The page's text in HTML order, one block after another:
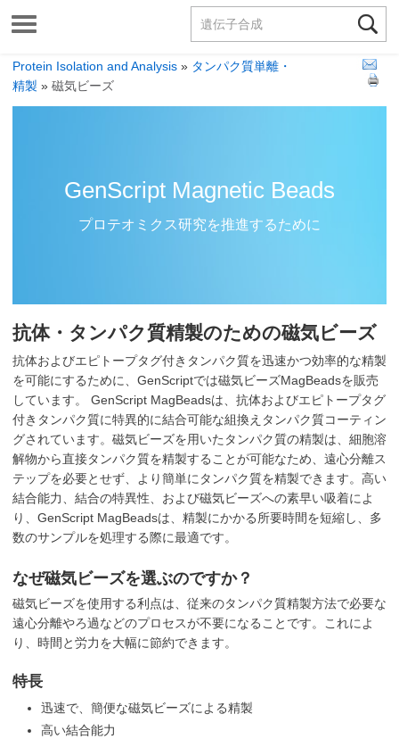

受託サービス
カタログ製品
サポート
ログイン
新規登録
Toggle
navigation
Protein Isolation and Analysis » タンパク質単離・
精製 » 磁気ビーズ
GenScript Magnetic Beads
プロテオミクス研究を推進するために
抗体・タンパク質精製のための磁気ビーズ
抗体およびエピトープタグ付きタンパク質を迅速かつ効率的な精製
を可能にするために、GenScriptでは磁気ビーズMagBeadsを販売
しています。 GenScript MagBeadsは、抗体およびエピトープタグ
付きタンパク質に特異的に結合可能な組換えタンパク質コーティン
グされています。磁気ビーズを用いたタンパク質の精製は、細胞溶
解物から直接タンパク質を精製することが可能なため、遠心分離ス
テップを必要とせず、より簡単にタンパク質を精製できます。高い
結合能力、結合の特異性、および磁気ビーズへの素早い吸着によ
り、GenScript MagBeadsは、精製にかかる所要時間を短縮し、多
数のサンプルを処理する際に最適です。
なぜ磁気ビーズを選ぶのですか？
磁気ビーズを使用する利点は、従来のタンパク質精製方法で必要な
遠心分離やろ過などのプロセスが不要になることです。これによ
り、時間と労力を大幅に節約できます。
特長
迅速で、簡便な磁気ビーズによる精製
高い結合能力